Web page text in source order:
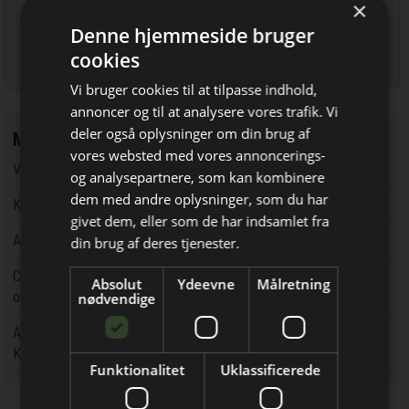
Bliv opdateret hver dag
Få de vigtigste nyheder om
byggebranchen
direkte i din indbakke
Læs mere om udsendelsestidspunkter og afmelding her
Mest læste
Vandværker i Randers kører på lånt tid
Kaospilot skal skabe kreative arkitektledere i Aarhus
Aarsleff vinder energiprojekter til 3,7 milliarder kroner
Chef i Forsvarets Materiel- og Indkøbsstyrelse tiltalt for
omfattende og grov millionsvig
Aarsleff får ansvaret for at udvide kapaciteten rundt om
Københavns Hovedbanegård
×
Denne hjemmeside bruger
cookies
Vi bruger cookies til at tilpasse indhold,
annoncer og til at analysere vores trafik. Vi
deler også oplysninger om din brug af
vores websted med vores annoncerings-
og analysepartnere, som kan kombinere
dem med andre oplysninger, som du har
givet dem, eller som de har indsamlet fra
din brug af deres tjenester.
Absolut
nødvendige
Ydeevne Målretning
Funktionalitet Uklassificerede